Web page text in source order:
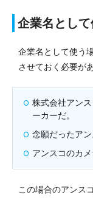
企業名とし
企業名として使う
させておく必要が
株式会社アン
ーカーだ。
念願だったア
アンスコのカ
この場合のアンス